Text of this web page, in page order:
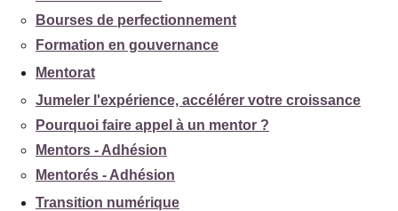
Bourses de perfectionnement
Formation en gouvernance
Mentorat
Jumeler l'expérience, accélérer votre croissance
Pourquoi faire appel à un mentor ?
Mentors - Adhésion
Mentorés - Adhésion
Transition numérique